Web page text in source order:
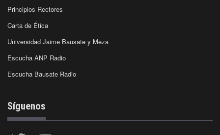
Principios Rectores
Carta de Ética
Universidad Jaime Bausate y Meza
Escucha ANP Radio
Escucha Bausate Radio
Síguenos